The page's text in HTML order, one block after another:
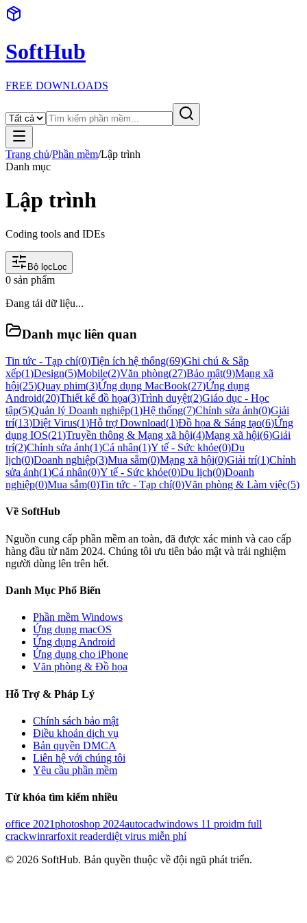
SoftHub
FREE DOWNLOADS
Trang chủ/Phần mềm/Lập trình
Danh mục
Lập trình
Coding tools and IDEs
Bộ lọc Lọc
0 sản phẩm
Đang tải dữ liệu...
Danh mục liên quan
Tin tức - Tạp chí(0)Tiện ích hệ thống(69)Ghi chú & Sắp
xếp(1)Design(5)Mobile(2)Văn phòng(27)Bảo mật(9)Mạng xã
hội(25)Quay phim(3)Ứng dụng MacBook(27)Ứng dụng
Android(20)Thiết kế đồ họa(3)Trình duyệt(2)Giáo dục - Học
tập(5)Quản lý Doanh nghiệp(1)Hệ thống(7)Chỉnh sửa ảnh(0)Giải
trí(13)Diệt Virus(1)Hỗ trợ Download(1)Đồ họa & Sáng tạo(6)Ứng
dụng IOS(21)Truyền thông & Mạng xã hội(4)Mạng xã hội(6)Giải
trí(2)Chỉnh sửa ảnh(1)Cá nhân(1)Y tế - Sức khỏe(0)Du
lịch(0)Doanh nghiệp(3)Mua sắm(0)Mạng xã hội(0)Giải trí(1)Chỉnh
sửa ảnh(1)Cá nhân(0)Y tế - Sức khỏe(0)Du lịch(0)Doanh
nghiệp(0)Mua sắm(0)Tin tức - Tạp chí(0)Văn phòng & Làm việc(5)
Về SoftHub
Nguồn cung cấp phần mềm an toàn, đã được xác minh và cao cấp
hàng đầu từ năm 2024. Chúng tôi ưu tiên bảo mật và trải nghiệm
người dùng lên trên hết.
Danh Mục Phổ Biến
Phần mềm Windows
Ứng dụng macOS
Ứng dụng Android
Ứng dụng cho iPhone
Văn phòng & Đồ họa
Hỗ Trợ & Pháp Lý
Chính sách bảo mật
Điều khoản dịch vụ
Bản quyền DMCA
Liên hệ với chúng tôi
Yêu cầu phần mềm
Từ khóa tìm kiếm nhiều
office 2021photoshop 2024autocadwindows 11 proidm full
crackwinrarfoxit readerdiệt virus miễn phí
© 2026 SoftHub. Bản quyền thuộc về đội ngũ phát triển.